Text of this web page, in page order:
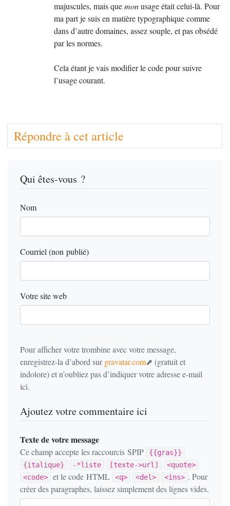
majuscules, mais quemonusage était celui-là. Pour
ma part je suis en matière typographique comme
dans d’autre domaines, assez souple, et pas obsédé
par les normes.
Cela étant je vais modifier le code pour suivre
l’usage courant.
Répondre à cet article
Qui êtes-vous ?
Nom
Courriel (non publié)
Votre site web
Pour afficher votre trombine avec votre message,
enregistrez-la d’abord surgravatar.com
(gratuit et
indolore) et n’oubliez pas d’indiquer votre adresse e-mail
ici.
Ajoutez votre commentaire ici
Texte de votre message
Ce champ accepte les raccourcis SPIP
{{gras}}
{italique}
-*liste [texte->url]
<quote>
<code>
et le code HTML <q> <del> <ins> . Pour
créer des paragraphes, laissez simplement des lignes vides.